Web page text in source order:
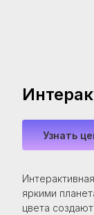
Узнать
яркими
цвета